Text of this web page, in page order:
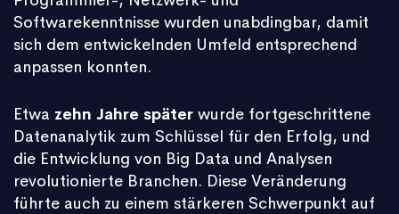
Softwarekenntnisse wurden unabdingbar, damit
sich dem entwickelnden Umfeld entsprechend
anpassen konnten.
Etwa zehn Jahre später wurde fortgeschrittene
Datenanalytik zum Schlüssel für den Erfolg, und
die Entwicklung von Big Data und Analysen
revolutionierte Branchen. Diese Veränderung
führte auch zu einem stärkeren Schwerpunkt auf